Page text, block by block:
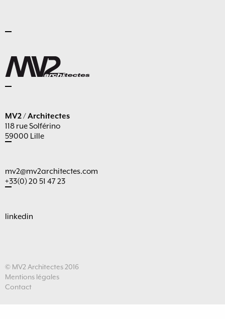
MV2 / Architectes
118 rue Solférino
59000 Lille
mv2@mv2architectes.com
+33(0) 20 51 47 23
linkedin
© MV2 Architectes 2016
Mentions légales
Contact